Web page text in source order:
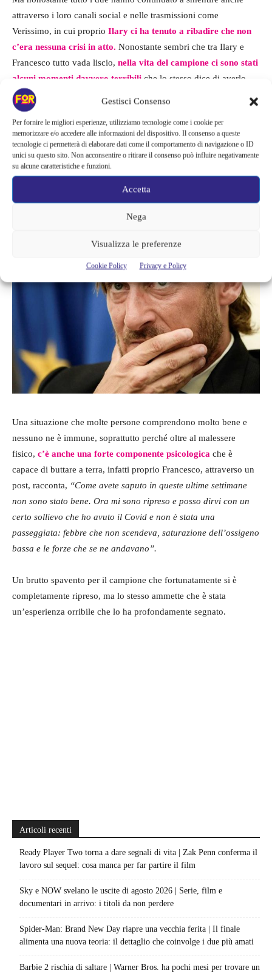
Gestisci Consenso
Per fornire le migliori esperienze, utilizziamo tecnologie come i cookie per
memorizzare e/o accedere alle informazioni del dispositivo. Il consenso a queste
tecnologie ci permetterà di elaborare dati come il comportamento di navigazione o ID
unici su questo sito. Non acconsentire o ritirare il consenso può influire negativamente
su alcune caratteristiche e funzioni.
Accetta
Nega
Visualizza le preferenze
Cookie Policy Privacy e Policy
attraverso i loro canali social e nelle trasmissioni come
Verissimo, in cui proprio Ilary ci ha tenuto a ribadire che non
c’era nessuna crisi in atto. Nonostante sembri che tra Ilary e
Francesco tutto vada liscio, nella vita del campione ci sono stati
alcuni momenti davvero terribili che lo stesso dice di averlo
segnato per sempre.
Francesco ha deciso di raccontare un periodo davvero brutto,
come tantissime altre persone, anche lui ha contratto il Covid
durante l’anno scorso, qualcosa chelo ha profondamente
proprio perché durante una visita gli era
stata diagnosticata una polmonite.
Una situazione che molte persone comprendono molto bene e
nessuno ne è immune, soprattutto perché oltre al malessere
fisico, c’è anche una forte componente psicologica che è
capace di buttare a terra, infatti proprio Francesco, attraverso un
post, racconta, “Come avete saputo in queste ultime settimane
non sono stato bene. Ora mi sono ripreso e posso dirvi con un
certo sollievo che ho avuto il Covid e non è stata una
passeggiata: febbre che non scendeva, saturazione dell’ossigeno
bassa e le forze che se ne andavano”.
Un brutto spavento per il campione che fortunatamente si è
completamente ripreso, ma lo stesso ammette che è stata
un’esperienza orribile che lo ha profondamente segnato.
Articoli recenti
Ready Player Two torna a dare segnali di vita | Zak Penn conferma il
lavoro sul sequel: cosa manca per far partire il film
Sky e NOW svelano le uscite di agosto 2026 | Serie, film e
documentari in arrivo: i titoli da non perdere
Spider-Man: Brand New Day riapre una vecchia ferita | Il finale
alimenta una nuova teoria: il dettaglio che coinvolge i due più amati
Barbie 2 rischia di saltare | Warner Bros. ha pochi mesi per trovare un